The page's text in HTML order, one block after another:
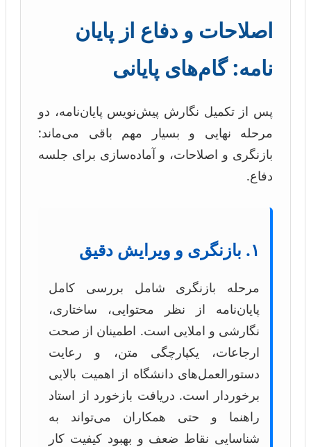
اصلاحات و دفاع از پایان
نامه: گام‌های پایانی
پس از تکمیل نگارش پیش‌نویس پایان‌نامه، دو
مرحله نهایی و بسیار مهم باقی می‌ماند:
بازنگری و اصلاحات، و آماده‌سازی برای جلسه
دفاع.
۱. بازنگری و ویرایش دقیق
مرحله بازنگری شامل بررسی کامل
پایان‌نامه از نظر محتوایی، ساختاری،
نگارشی و املایی است. اطمینان از صحت
ارجاعات، یکپارچگی متن، و رعایت
دستورالعمل‌های دانشگاه از اهمیت بالایی
برخوردار است. دریافت بازخورد از استاد
راهنما و حتی همکاران می‌تواند به
شناسایی نقاط ضعف و بهبود کیفیت کار